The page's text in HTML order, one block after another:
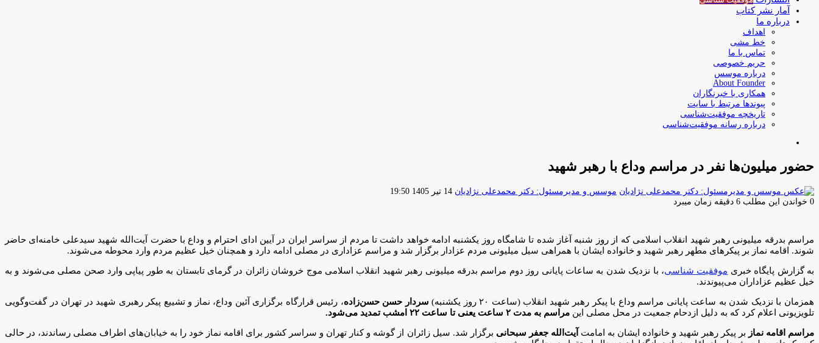
آمار نشر کتاب
درباره ما
اهداف
خط مشی
تماس با ما
حریم خصوصی
درباره موسس
About Founder
همکاری با خبرنگاران
پیوندها مرتبط با سایت
تاریخچه موفقیت‌شناسی
درباره رسانه موفقیت‌شناسی
حضور میلیون‌ها نفر در مراسم وداع با رهبر شهید
موسس و مدیرمسئول: دکتر محمدعلی نژادیان ارسال
14 تیر 1405 19:50
0 خواندن این مطلب 6 دقیقه زمان میبرد
مراسم بدرقه میلیونی رهبر شهید انقلاب اسلامی که از روز شنبه آغاز شده تا شامگاه روز یکشنبه ادامه خواهد داشت تا مردم از سراسر ایران در آیین ادای احترام و وداع با حضرت آیت‌الله شهید سیدعلی خامنه‌ای حاضر
شوند. اقامه نماز بر پیکرهای مطهر رهبر شهید و خانواده ایشان با همراهی سیل میلیونی مردم عزادار برگزار شد و مراسم عزاداری در مصلی ادامه دارد و همچنان خیل عظیم مردم وارد محوطه می‌شوند.
به گزارش پایگاه خبری موفقیت شناسی، با نزدیک شدن به ساعات پایانی روز دوم مراسم بدرقه میلیونی رهبر شهید انقلاب اسلامی موج خروشان زائران در گرمای تابستان به طور پیاپی وارد صحن مصلی می‌شوند و به
خیل عظیم عزاداران می‌پیوندند.
همزمان با نزدیک شدن به ساعت پایانی مراسم وداع با پیکر رهبر شهید انقلاب (ساعت ۲۰ روز یکشنبه) سردار حسن حسن‌زاده، رئیس قرارگاه برگزاری آئین وداع، نماز و تشییع پیکر رهبری شهید در تهران در گفت‌وگویی
تلویزیونی اعلام کرد که به دلیل ازدحام جمعیت در محل مصلی این مراسم به مدت ۲ ساعت یعنی تا ساعت ۲۲ امشب تمدید می‌شود.
مراسم اقامه نماز بر پیکر رهبر شهید و خانواده ایشان به امامت آیت‌الله جعفر سبحانی برگزار شد. سیل زائران از گوشه و کنار تهران و سراسر کشور برای اقامه نماز خود را به خیابان‌های اطراف مصلی رساندند، در حالی